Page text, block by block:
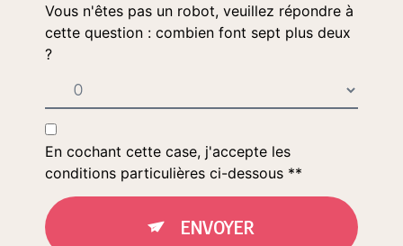
Vous n'êtes pas un robot, veuillez répondre à
cette question : combien font sept plus deux
?
En cochant cette case, j'accepte les
conditions particulières ci-dessous **
ENVOYER